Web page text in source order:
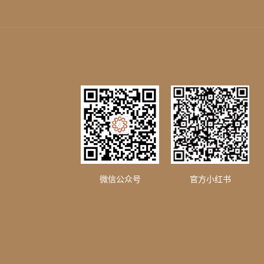
微信公众号 官方小红书